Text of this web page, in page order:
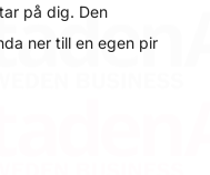
på dig. Den
ner till en egen pir